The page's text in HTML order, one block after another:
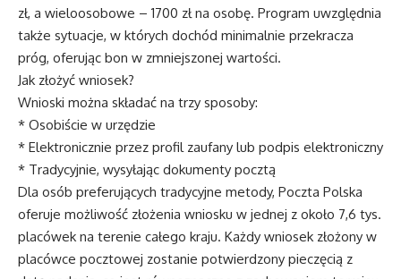
zł, a wieloosobowe – 1700 zł na osobę. Program uwzględnia
także sytuacje, w których dochód minimalnie przekracza
próg, oferując bon w zmniejszonej wartości.
Jak złożyć wniosek?
Wnioski można składać na trzy sposoby:
* Osobiście w urzędzie
* Elektronicznie przez profil zaufany lub podpis elektroniczny
* Tradycyjnie, wysyłając dokumenty pocztą
Dla osób preferujących tradycyjne metody, Poczta Polska
oferuje możliwość złożenia wniosku w jednej z około 7,6 tys.
placówek na terenie całego kraju. Każdy wniosek złożony w
placówce pocztowej zostanie potwierdzony pieczęcią z